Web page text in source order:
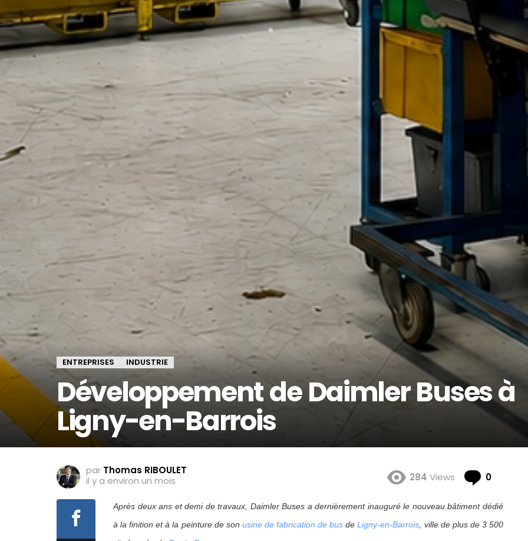
ENTREPRISES INDUSTRIE
Développement de Daimler Buses à
Ligny-en-Barrois
par Thomas RIBOULET
il y a environ un mois
284 Views 0
Après deux ans et demi de travaux, Daimler Buses a dernièrement inauguré le nouveau bâtiment dédié
à la finition et à la peinture de son usine de fabrication de bus deLigny-en-Barrois, ville de plus de 3 500